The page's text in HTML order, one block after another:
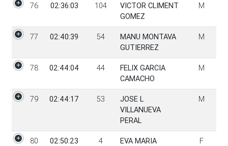
76 02:36:03 104
VICTOR CLIMENT
GOMEZ
M
77 02:40:39 54
MANU MONTAVA
GUTIERREZ
M
78 02:44:04 44
FELIX GARCIA
CAMACHO
M
79 02:44:17 53
JOSE L
VILLANUEVA
PERAL
M
80 02:50:23 4
EVA MARIA
F